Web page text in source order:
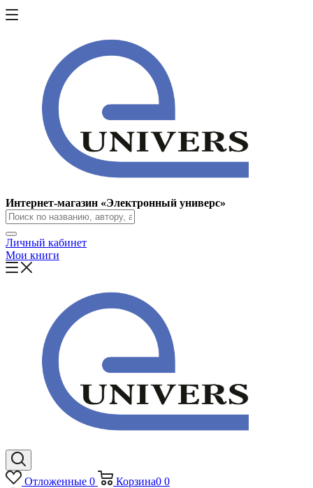
Интернет-магазин «Электронный универс»
Личный кабинет
Мои книги
Отложенные 0 Корзина0 0